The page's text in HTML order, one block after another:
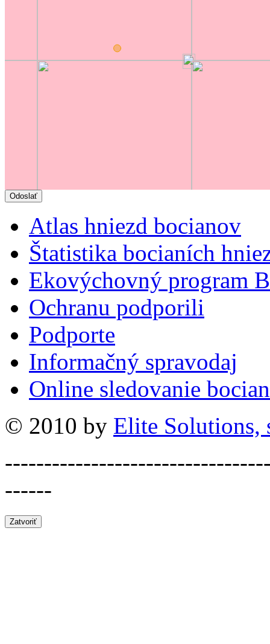
Atlas hniezd bocianov
Štatistika bocianích
Ekovýchovný program
Ochranu podporili
Podporte
Informačný spravodaj
Online sledovanie
© 2010 by Elite Solutions,
------